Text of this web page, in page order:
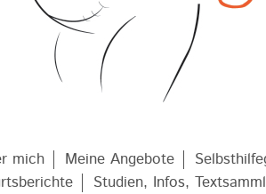
mich Meine Angebote
Studien, Infos,